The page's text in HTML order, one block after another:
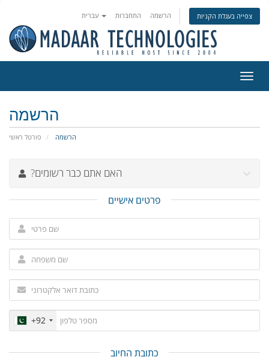
התחברות הרשמה צפייה בעגלת הקניות
ניווט
הרשמה
פורטל ראשי הרשמה
?האם אתם כבר רשומים
פרטים אישיים
+92
כתובת החיוב